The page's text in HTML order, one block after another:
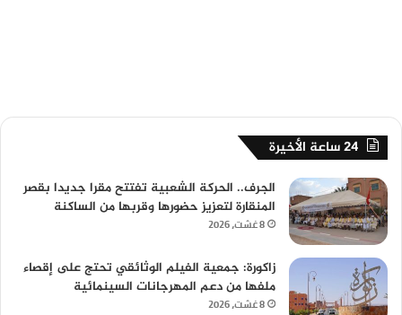
24 ساعة الأخيرة
الجرف.. الحركة الشعبية تفتتح مقرا جديدا بقصر
المنقارة لتعزيز حضورها وقربها من الساكنة
8 غشت، 2026
زاكورة: جمعية الفيلم الوثائقي تحتج على إقصاء
ملفها من دعم المهرجانات السينمائية
8 غشت، 2026